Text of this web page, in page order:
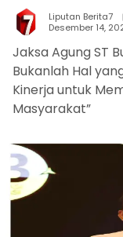
Liputan Berita7
Desember 14,
Jaksa Agung ST
Bukanlah Hal
Kinerja untuk
Masyarakat”